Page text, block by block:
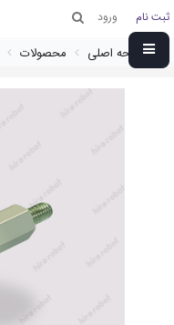
ثبت نام ورود
صفحه اصلی محصولات